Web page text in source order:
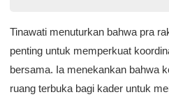
Tinawati menuturkan bahwa pra
penting untuk memperkuat
bersama. Ia menekankan bahwa
ruang terbuka bagi kader untuk